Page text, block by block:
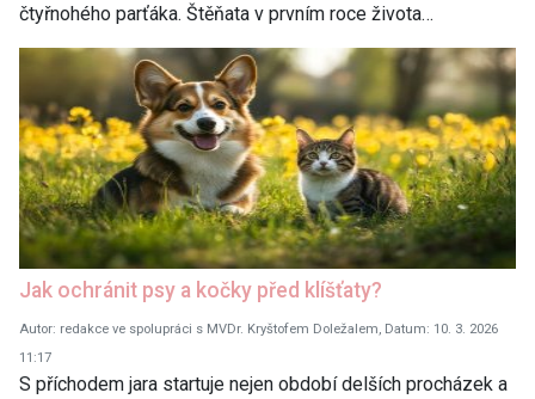
čtyřnohého parťáka. Štěňata v prvním roce života…
Jak ochránit psy a kočky před klíšťaty?
Autor: redakce ve spolupráci s MVDr. Kryštofem Doležalem, Datum: 10. 3. 2026
11:17
S příchodem jara startuje nejen období delších procházek a